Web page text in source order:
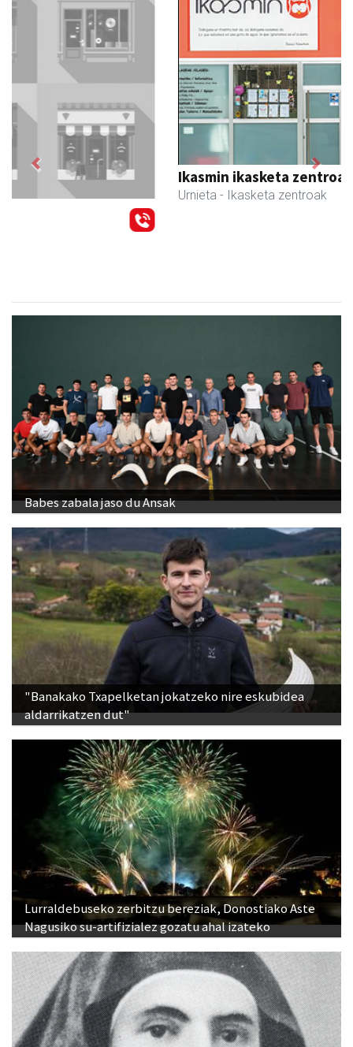
Ikasmin ikasketa zentroa
Urnieta - Ikasketa zentroak
Previous
Babes zabala jaso du Ansak
"Banakako Txapelketan jokatzeko nire eskubidea
aldarrikatzen dut"
Lurraldebuseko zerbitzu bereziak, Donostiako Aste
Nagusiko su-artifizialez gozatu ahal izateko